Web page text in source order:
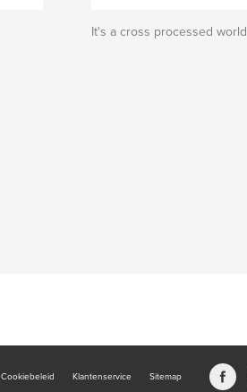
It's a cross processed world
Cookiebeleid Klantenservice Sitemap